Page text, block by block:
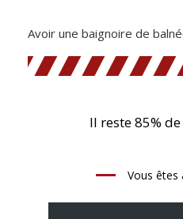
Avoir une baignoire de
Il reste 85%
Vous êtes